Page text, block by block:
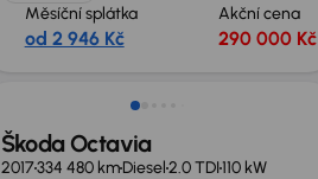
Měsíční splátka
od 2 946 Kč
Akční cena
290 000 Kč
Nově v nabídce
Škoda Octavia
2017334 480 kmDiesel2.0 TDI110 kW